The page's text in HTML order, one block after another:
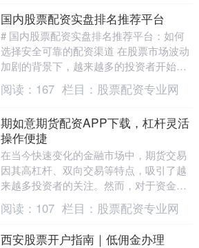
国内股票配资实盘排名推荐平台
# 国内股票配资实盘排名推荐平台：如何
选择安全可靠的配资渠道 在股票市场波动
加剧的背景下，越来越多的投资者开始关
注股票配资这一杠杆工具。所谓股票配
资，是指配资平....
阅读： 167 栏目： 股票配资专业网
期如意期货配资APP下载，杠杆灵活
操作便捷
在当今快速变化的金融市场中，期货交易
因其高杠杆、双向交易等特点，吸引了越
来越多投资者的关注。然而，对于资金量
有限的投资者来说，如何以较小的本金参
与期货市场，同时....
阅读： 107 栏目： 股票配资专业网
西安股票开户指南｜低佣金办理